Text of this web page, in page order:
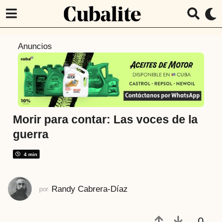
t
á
s
a
ñ
o
Anuncios
Morir para contar: Las voces de la
guerra
4 min
por Randy Cabrera-Díaz